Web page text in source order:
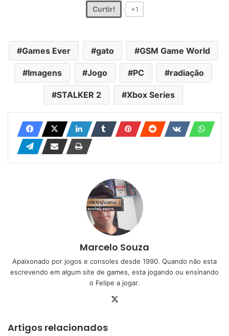
Curtir! +1
Games Ever gato GSM Game World
Imagens Jogo PC radiação
STALKER 2 Xbox Series
Marcelo Souza
Apaixonado por jogos e consoles desde 1990. Quando não esta
escrevendo em algum site de games, esta jogando ou ensinando
o Felipe a jogar.
Artigos relacionados